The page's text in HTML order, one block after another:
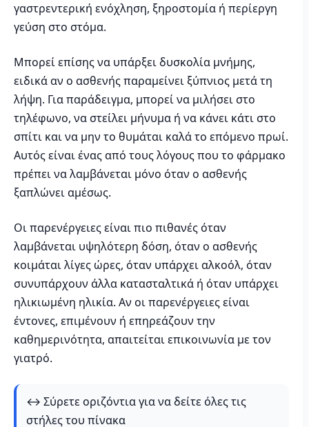
γαστρεντερική ενόχληση, ξηροστομία ή περίεργη
γεύση στο στόμα.
Μπορεί επίσης να υπάρξει δυσκολία μνήμης,
ειδικά αν ο ασθενής παραμείνει ξύπνιος μετά τη
λήψη. Για παράδειγμα, μπορεί να μιλήσει στο
τηλέφωνο, να στείλει μήνυμα ή να κάνει κάτι στο
σπίτι και να μην το θυμάται καλά το επόμενο πρωί.
Αυτός είναι ένας από τους λόγους που το φάρμακο
πρέπει να λαμβάνεται μόνο όταν ο ασθενής
ξαπλώνει αμέσως.
Οι παρενέργειες είναι πιο πιθανές όταν
λαμβάνεται υψηλότερη δόση, όταν ο ασθενής
κοιμάται λίγες ώρες, όταν υπάρχει αλκοόλ, όταν
συνυπάρχουν άλλα κατασταλτικά ή όταν υπάρχει
ηλικιωμένη ηλικία. Αν οι παρενέργειες είναι
έντονες, επιμένουν ή επηρεάζουν την
καθημερινότητα, απαιτείται επικοινωνία με τον
γιατρό.
↔️ Σύρετε οριζόντια για να δείτε όλες τις
στήλες του πίνακα